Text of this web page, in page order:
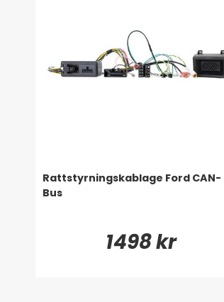
Rattstyrningskablage Ford CAN-
Bus
1498 kr